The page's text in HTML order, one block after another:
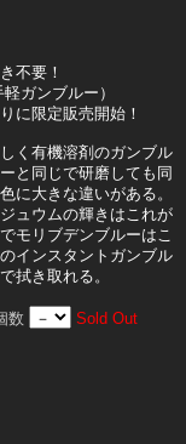
不要！
ガンブルー）
に限定販売開始！
く有機溶剤のガンブル
と同じで研磨しても同
に大きな違いがある。
ュウムの輝きはこれが
モリブデンブルーはこ
インスタントガンブル
拭き取れる。
数 Sold Out